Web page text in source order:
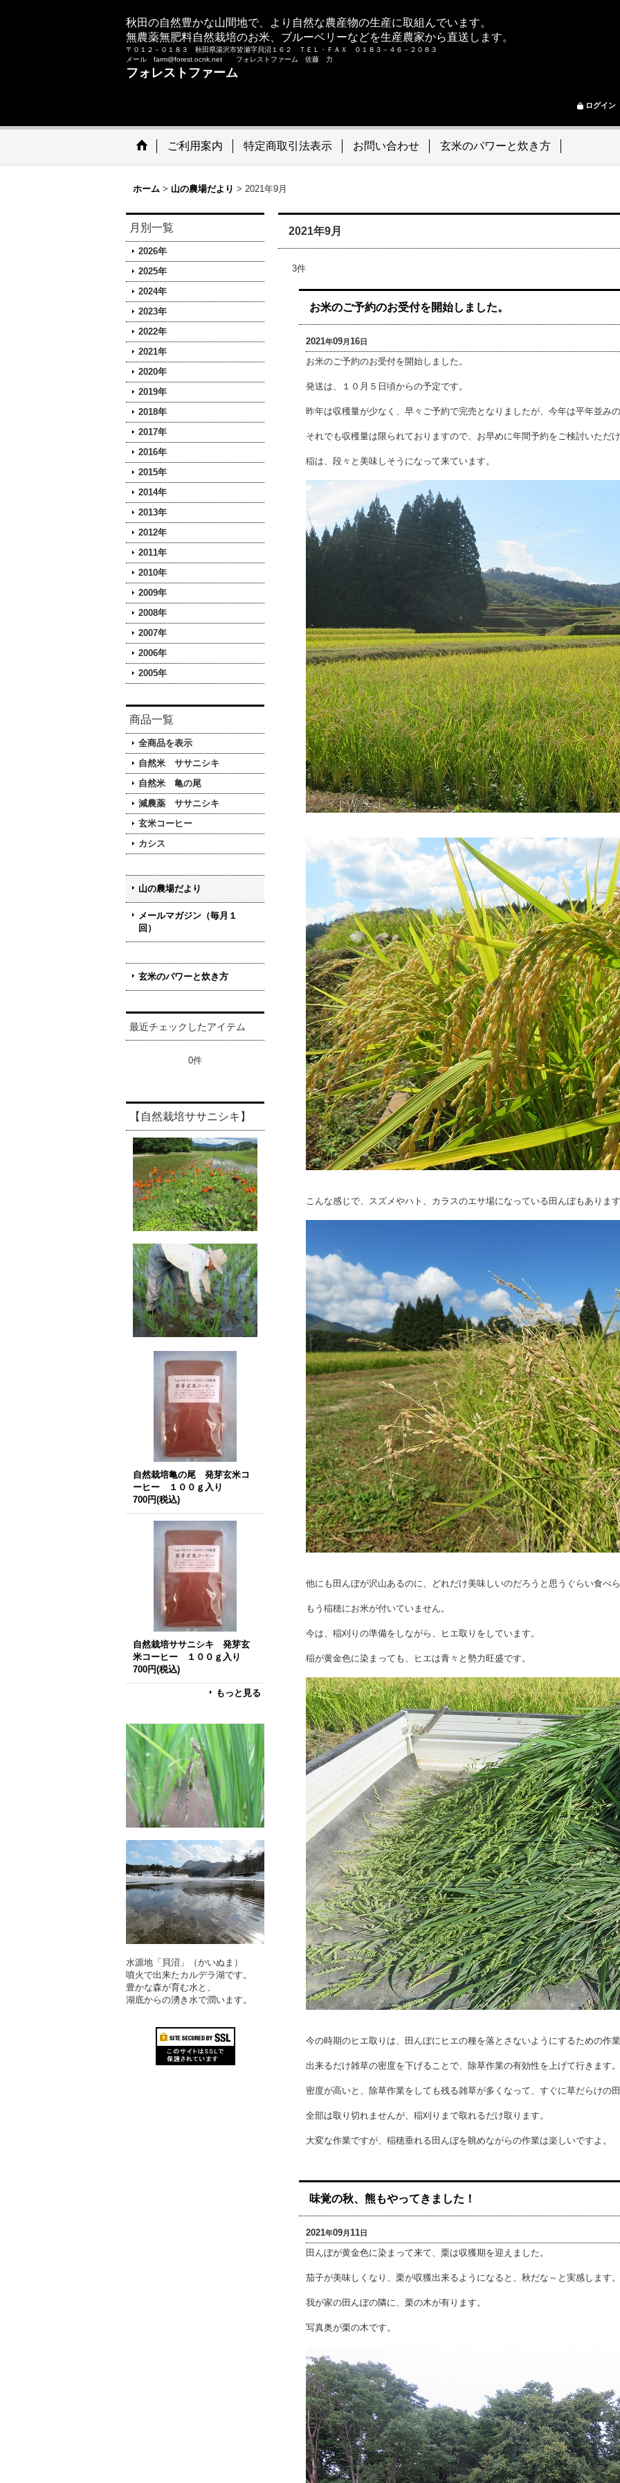
秋田の自然豊かな山間地で、より自然な農産物の生産に取組んでいます。
無農薬無肥料自然栽培のお米、ブルーベリーなどを生産農家から直送します。
〒０１２－０１８３ 秋田県湯沢市皆瀬字貝沼１６２ ＴＥＬ・ＦＡＸ ０１８３－４６－２０８３
メール farm@forest.ocnk.net フォレストファーム 佐藤 力
フォレストファーム
ログイン
ご利用案内 特定商取引法表示 お問い合わせ 玄米のパワーと炊き方
ホーム > 山の農場だより > 2021年9月
月別一覧
2026年
2025年
2024年
2023年
2022年
2021年
2020年
2019年
2018年
2017年
2016年
2015年
2014年
2013年
2012年
2011年
2010年
2009年
2008年
2007年
2006年
2005年
商品一覧
全商品を表示
自然米 ササニシキ
自然米 亀の尾
減農薬 ササニシキ
玄米コーヒー
カシス
山の農場だより
メールマガジン（毎月１
回）
玄米のパワーと炊き方
最近チェックしたアイテム
0件
【自然栽培ササニシキ】
自然栽培亀の尾 発芽玄米コ
ーヒー １００ｇ入り
700円(税込)
自然栽培ササニシキ 発芽玄
米コーヒー １００ｇ入り
700円(税込)
もっと見る
水源地「貝沼」（かいぬま）
噴火で出来たカルデラ湖です。
豊かな森が育む水と、
湖底からの湧き水で潤います。
2021年9月
3件
お米のご予約のお受付を開始しました。
2021年09月16日
お米のご予約のお受付を開始しました。
発送は、１０月５日頃からの予定です。
昨年は収穫量が少なく、早々ご予約で完売となりましたが、今年は平年並み
それでも収穫量は限られておりますので、お早めに年間予約をご検討いただ
稲は、段々と美味しそうになって来ています。
こんな感じで、スズメやハト、カラスのエサ場になっている田んぼもありま
他にも田んぼが沢山あるのに、どれだけ美味しいのだろうと思うぐらい食べ
もう稲穂にお米が付いていません。
今は、稲刈りの準備をしながら、ヒエ取りをしています。
稲が黄金色に染まっても、ヒエは青々と勢力旺盛です。
今の時期のヒエ取りは、田んぼにヒエの種を落とさないようにするための作
出来るだけ雑草の密度を下げることで、除草作業の有効性を上げて行きます。
密度が高いと、除草作業をしても残る雑草が多くなって、すぐに草だらけの
全部は取り切れませんが、稲刈りまで取れるだけ取ります。
大変な作業ですが、稲穂垂れる田んぼを眺めながらの作業は楽しいですよ。
味覚の秋、熊もやってきました！
2021年09月11日
田んぼが黄金色に染まって来て、栗は収獲期を迎えました。
茄子が美味しくなり、栗が収獲出来るようになると、秋だな～と実感します。
我が家の田んぼの隣に、栗の木が有ります。
写真奥が栗の木です。